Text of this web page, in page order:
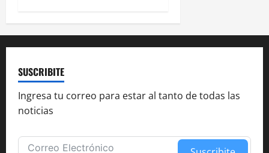
SUSCRIBITE
Ingresa tu correo para estar al tanto de todas las
noticias